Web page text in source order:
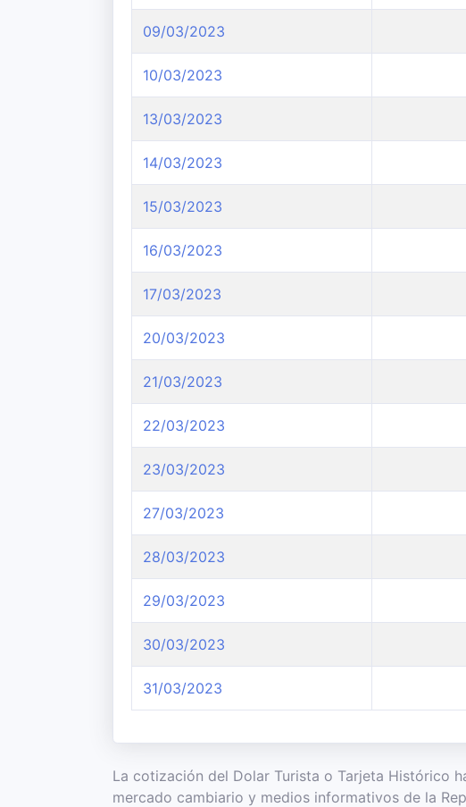
09/03/2023
10/03/2023
13/03/2023
14/03/2023
15/03/2023
16/03/2023
17/03/2023
20/03/2023
21/03/2023
22/03/2023
23/03/2023
27/03/2023
28/03/2023
29/03/2023
30/03/2023
31/03/2023
La cotización del Dolar Turista o Tarjeta Histórico
mercado cambiario y medios informativos de la